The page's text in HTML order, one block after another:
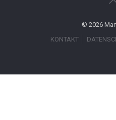
© 2026
KONTAKT